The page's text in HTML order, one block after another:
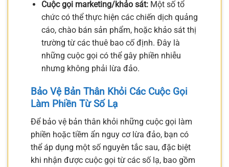
Cuộc gọi marketing/khảo sát:Một số tổ
chức có thể thực hiện các chiến dịch quảng
cáo, chào bán sản phẩm, hoặc khảo sát thị
trường từ các thuê bao cố định. Đây là
những cuộc gọi có thể gây phiền nhiễu
nhưng không phải lừa đảo.
Bảo Vệ Bản Thân Khỏi Các Cuộc Gọi
Làm Phiền Từ Số Lạ
Để bảo vệ bản thân khỏi những cuộc gọi làm
phiền hoặc tiềm ẩn nguy cơ lừa đảo, bạn có
thể áp dụng một số nguyên tắc sau, đặc biệt
khi nhận được cuộc gọi từ các số lạ, bao gồm